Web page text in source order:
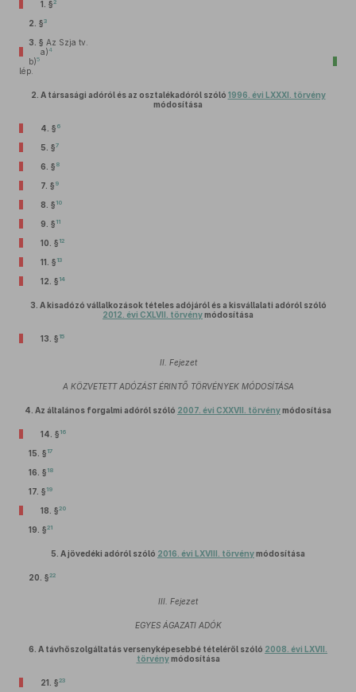
1. §2
2. §3
3. § Az Szja tv.
a)4
b)5
lép.
2. A társasági adóról és az osztalékadóról szóló 1996. évi LXXXI. törvény
módosítása
4. § 6
5. §7
6. § 8
7. § 9
8. § 10
9. § 11
10. § 12
11. § 13
12. § 14
3. A kisadózó vállalkozások tételes adójáról és a kisvállalati adóról szóló
2012. évi CXLVII. törvénymódosítása
13. § 15
II. Fejezet
A KÖZVETETT ADÓZÁST ÉRINTŐ TÖRVÉNYEK MÓDOSÍTÁSA
4. Az általános forgalmi adóról szóló 2007. évi CXXVII. törvénymódosítása
14. § 16
15. § 17
16. § 18
17. § 19
18. §20
19. §21
5. A jövedéki adóról szóló 2016. évi LXVIII. törvénymódosítása
20. §22
III. Fejezet
EGYES ÁGAZATI ADÓK
6. A távhőszolgáltatás versenyképesebbé tételéről szóló 2008. évi LXVII.
törvénymódosítása
21. §23